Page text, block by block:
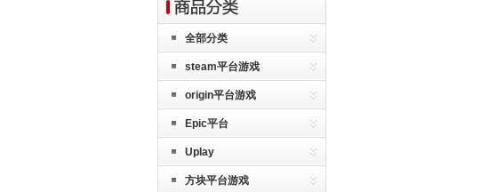
全部分类
steam平台游戏
origin平台游戏
Epic平台
Uplay
方块平台游戏